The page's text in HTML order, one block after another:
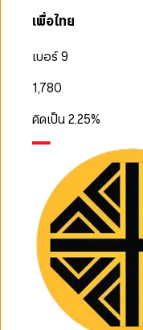
เพื่อไทย
เบอร์ 9
1,780
คิดเป็น2.25%